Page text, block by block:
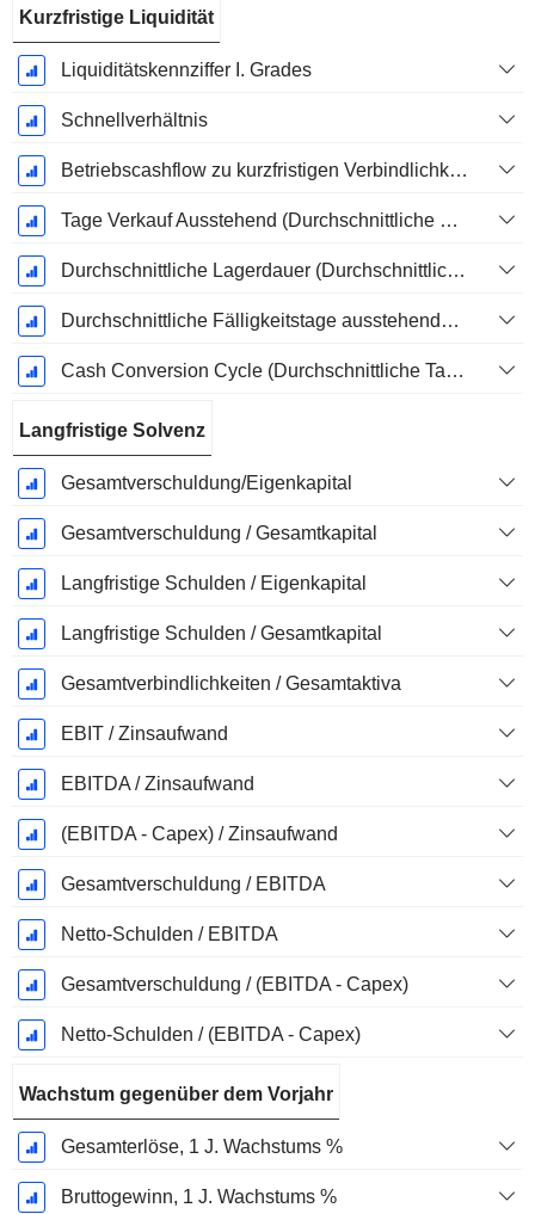
Kurzfristige Liquidität
Liquiditätskennziffer I. Grades
Schnellverhältnis
Betriebscashflow zu kurzfristigen Verbindlichkeiten
Tage Verkauf Ausstehend (Durchschnittliche Forderungen)
Durchschnittliche Lagerdauer (Durchschnittlicher Lagerbestand)
Durchschnittliche Fälligkeitstage ausstehender Zahlungen
Cash Conversion Cycle (Durchschnittliche Tage)
Langfristige Solvenz
Gesamtverschuldung/Eigenkapital
Gesamtverschuldung / Gesamtkapital
Langfristige Schulden / Eigenkapital
Langfristige Schulden / Gesamtkapital
Gesamtverbindlichkeiten / Gesamtaktiva
EBIT / Zinsaufwand
EBITDA / Zinsaufwand
(EBITDA - Capex) / Zinsaufwand
Gesamtverschuldung / EBITDA
Netto-Schulden / EBITDA
Gesamtverschuldung / (EBITDA - Capex)
Netto-Schulden / (EBITDA - Capex)
Wachstum gegenüber dem Vorjahr
Gesamterlöse, 1 J. Wachstums %
Bruttogewinn, 1 J. Wachstums %